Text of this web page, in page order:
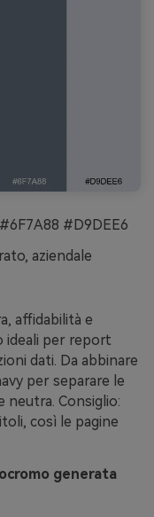
#D9DEE6
aziendale
affidabilità e
ideali per report
dati. Da abbinare
per separare le
neutra. Consiglio:
così le pagine
generata